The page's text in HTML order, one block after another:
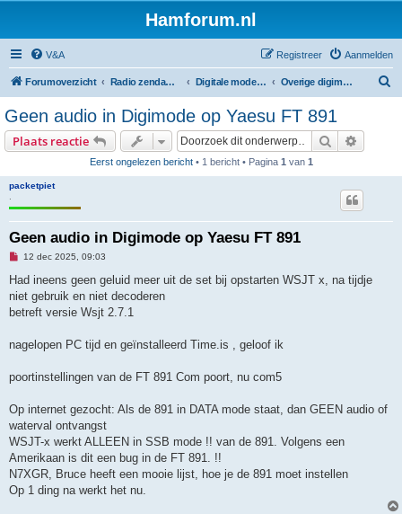
Hamforum.nl
V&A Aanmelden
Registreer
Forumoverzicht Radio zendamateur, luisteramateur en elektronica zelfbouw Digitale modes en morse (CW) Overige digimodes
Geen audio in Digimode op Yaesu FT 891
Plaats reactie Zoek
Eerst ongelezen bericht• 1 bericht • Pagina 1 van 1
packetpiet
Geen audio in Digimode op Yaesu FT 891
O
g
l
e
n
b
r
h
t
12 dec 2025, 09:03
Had ineens geen geluid meer uit de set bij opstarten WSJT x, na tijdje
niet gebruik en niet decoderen
betreft versie Wsjt 2.7.1
nagelopen PC tijd en geïnstalleerd Time.is , geloof ik
poortinstellingen van de FT 891 Com poort, nu com5
Op internet gezocht: Als de 891 in DATA mode staat, dan GEEN audio of
waterval ontvangst
WSJT-x werkt ALLEEN in SSB mode !! van de 891. Volgens een
Amerikaan is dit een bug in de FT 891. !!
N7XGR, Bruce heeft een mooie lijst, hoe je de 891 moet instellen
Op 1 ding na werkt het nu.